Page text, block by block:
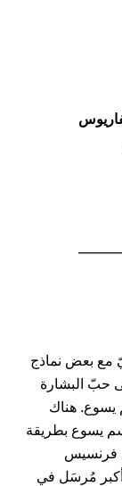
مع بعض نماذج
حبّ البشارة
يسوع. هناك
يسوع بطريقة
فرنسيس
مُرسَل في